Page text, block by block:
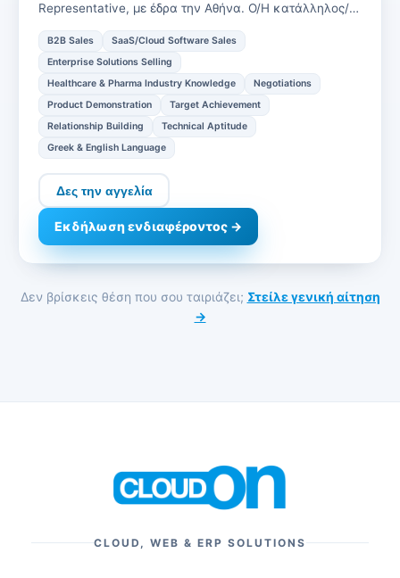
Representative, με έδρα την Αθήνα. Ο/Η κατάλληλος/-η
B2B Sales
SaaS/Cloud Software Sales
Enterprise Solutions Selling
Healthcare & Pharma Industry Knowledge
Negotiations
Product Demonstration
Target Achievement
Relationship Building
Technical Aptitude
Greek & English Language
Δες την αγγελία
Εκδήλωση ενδιαφέροντος →
Δεν βρίσκεις θέση που σου ταιριάζει; Στείλε γενική αίτηση
→
CLOUD, WEB & ERP SOLUTIONS